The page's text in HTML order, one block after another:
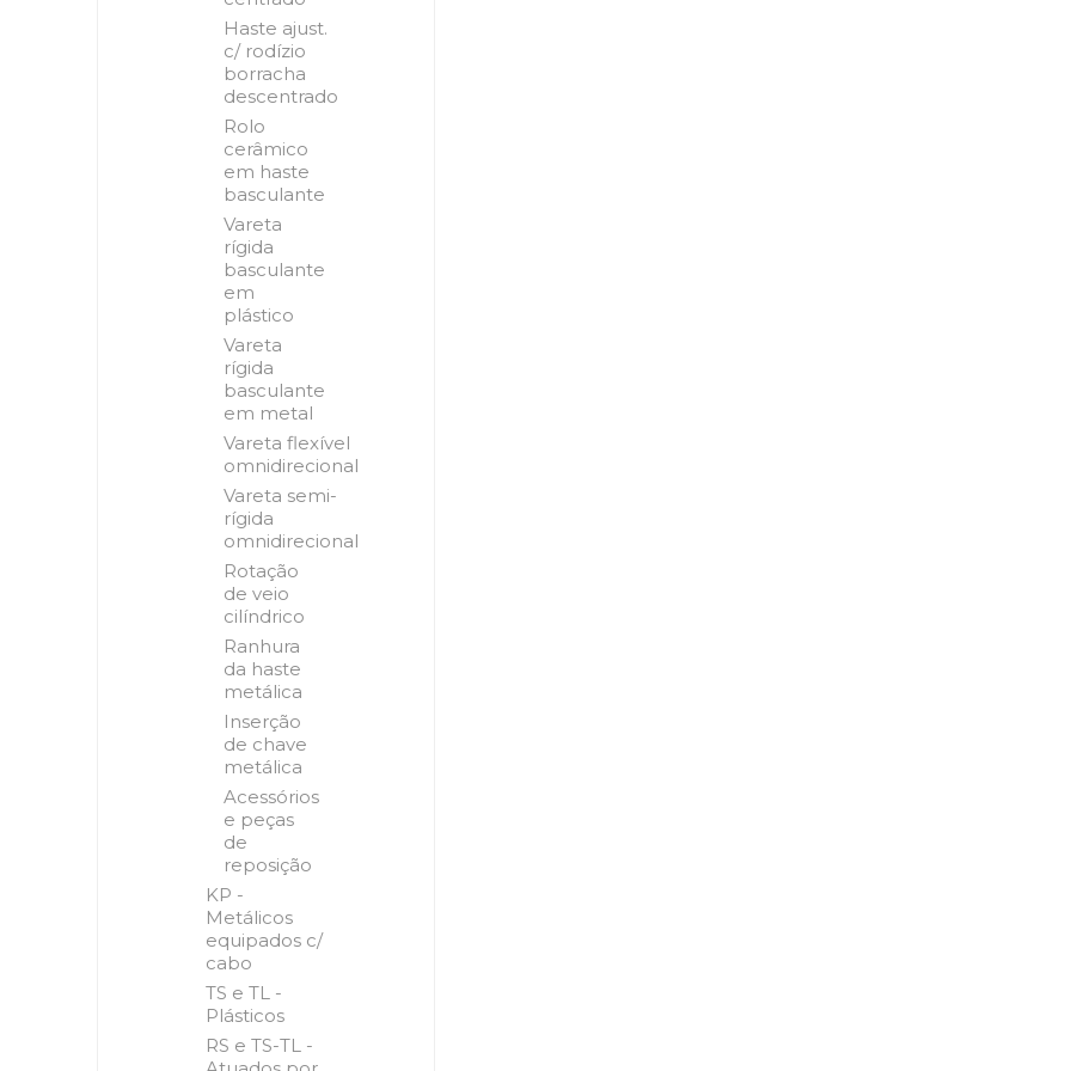
Haste ajust.
c/ rodízio
borracha
descentrado
Rolo
cerâmico
em haste
basculante
Vareta
rígida
basculante
em
plástico
Vareta
rígida
basculante
em metal
Vareta flexível
omnidirecional
Vareta semi-
rígida
omnidirecional
Rotação
de veio
cilíndrico
Ranhura
da haste
metálica
Inserção
de chave
metálica
Acessórios
e peças
de
reposição
KP -
Metálicos
equipados c/
cabo
TS e TL -
Plásticos
RS e TS-TL -